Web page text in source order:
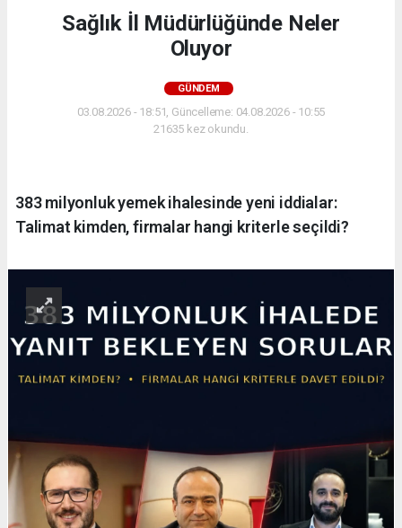
Sağlık İl Müdürlüğünde Neler
Oluyor
GÜNDEM
03.08.2026 - 18:51, Güncelleme: 04.08.2026 - 10:55
21635 kez okundu.
383 milyonluk yemek ihalesinde yeni iddialar:
Talimat kimden, firmalar hangi kriterle seçildi?